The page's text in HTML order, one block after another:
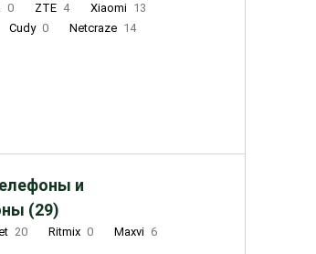
0 ZTE 4 Xiaomi 13
Cudy 0 Netcraze 14
и
(29)
20 Ritmix 0 Maxvi 6